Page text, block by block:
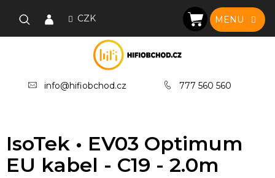
CZK
info@hifiobchod.cz 777 560 560
NÁKUPNÍ
KOŠÍK
IsoTek • EV03 Optimum
EU kabel - C19 - 2.0m